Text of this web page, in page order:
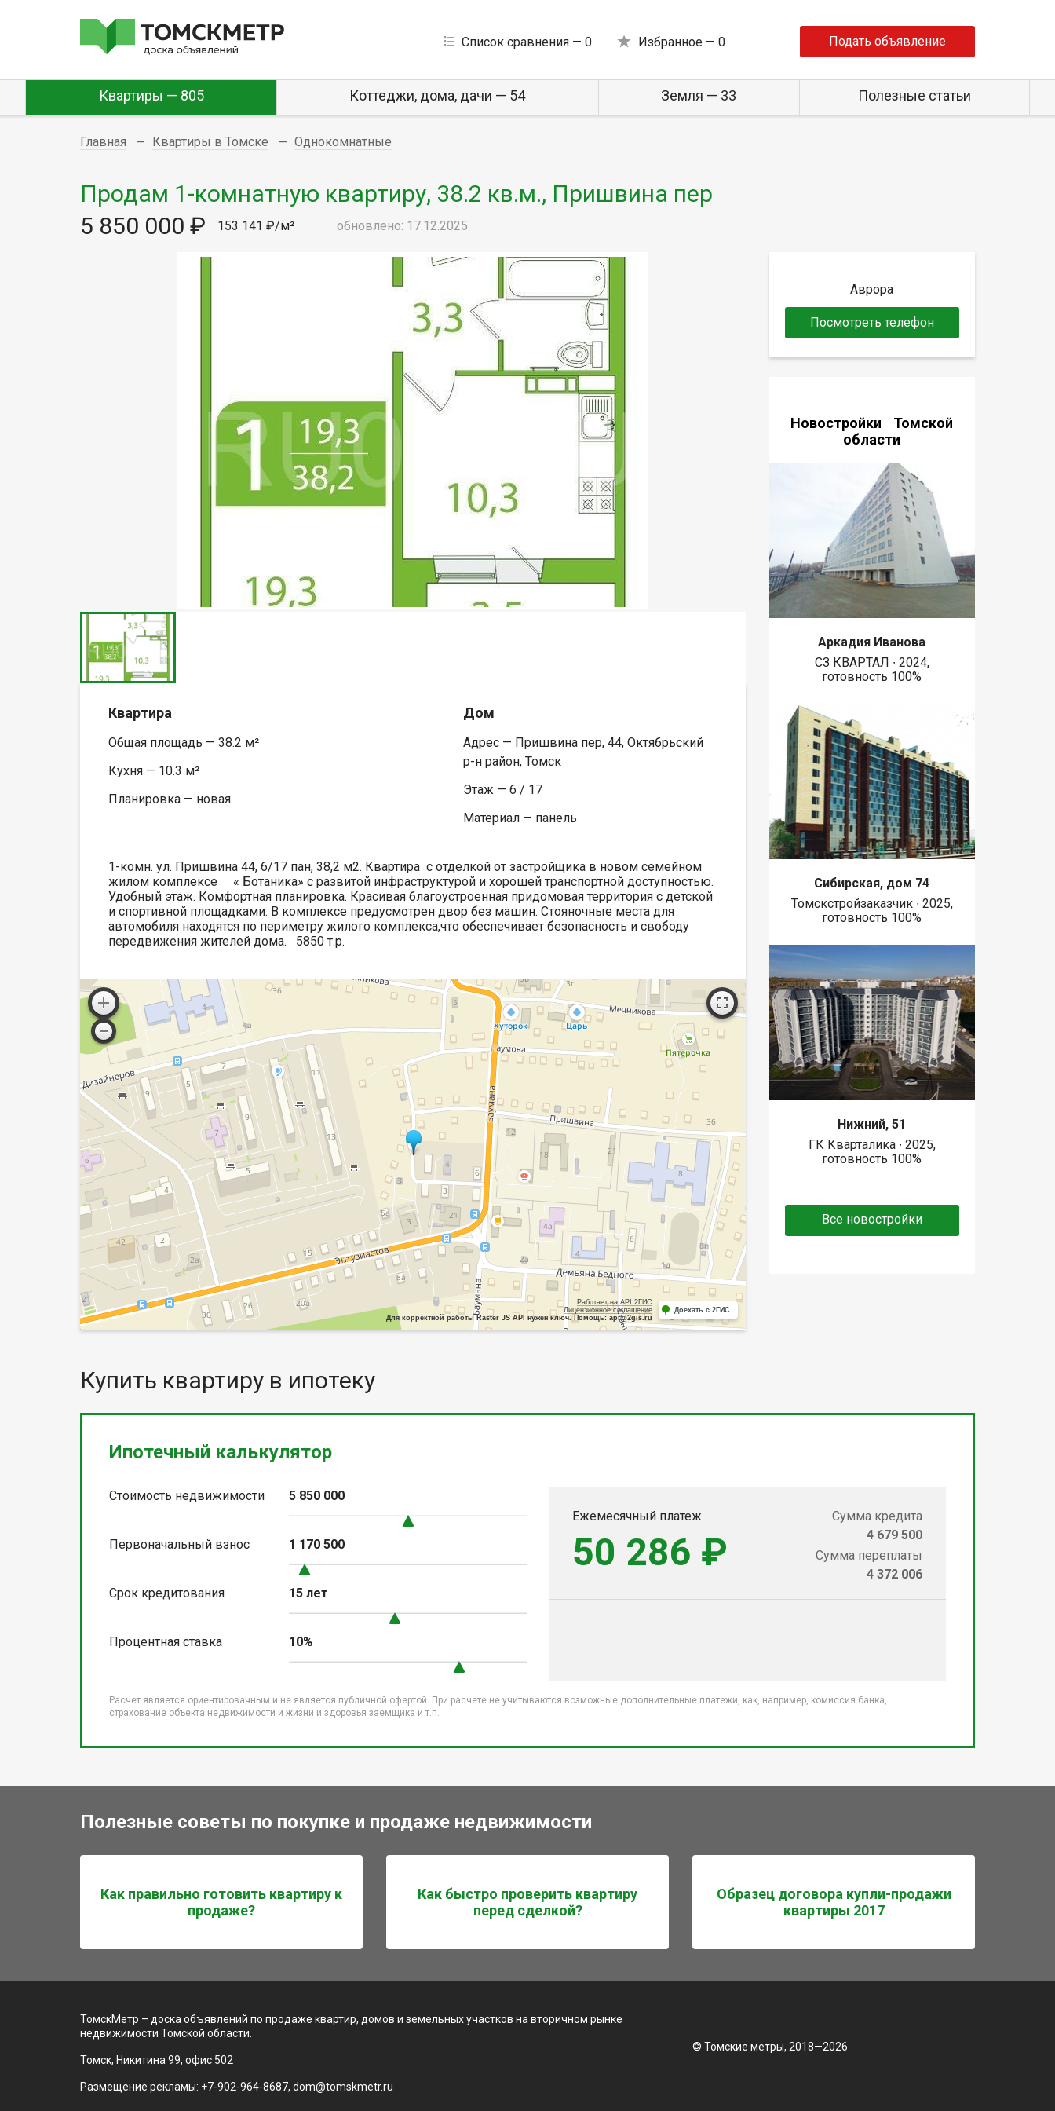
Список сравнения — 0 Избранное — 0 Подать объявление
Квартиры — 805 Коттеджи, дома, дачи — 54 Земля — 33 Полезные статьи
Главная Квартиры в Томске Однокомнатные
Продам 1-комнатную квартиру, 38.2 кв.м., Пришвина пер
5 850 000 ₽
153 141 ₽/м² обновлено: 17.12.2025
Квартира
Общая площадь — 38.2 м²
Кухня — 10.3 м²
Планировка — новая
Дом
Адрес — Пришвина пер, 44, Октябрьский
р-н район, Томск
Этаж — 6 / 17
Материал — панель
1-комн. ул. Пришвина 44, 6/17 пан, 38,2 м2. Квартира с отделкой от застройщика в новом семейном
жилом комплексе « Ботаника» с развитой инфраструктурой и хорошей транспортной доступностью.
Удобный этаж. Комфортная планировка. Красивая благоустроенная придомовая территория с детской
и спортивной площадками. В комплексе предусмотрен двор без машин. Стояночные места для
автомобиля находятся по периметру жилого комплекса,что обеспечивает безопасность и свободу
передвижения жителей дома. 5850 т.р.
Работает на API 2ГИС
Лицензионное соглашение
Для корректной работы Raster JS API нужен ключ. Помощь: api@2gis.ru
Доехать с 2ГИС
Аврора
Посмотреть телефон
Новостройки Томской
области
Аркадия Иванова
СЗ КВАРТАЛ ∙ 2024,
готовность 100%
Сибирская, дом 74
Томскстройзаказчик ∙ 2025,
готовность 100%
Нижний, 51
ГК Кварталика ∙ 2025,
готовность 100%
Все новостройки
Купить квартиру в ипотеку
Ипотечный калькулятор
Стоимость недвижимости 5 850 000
Первоначальный взнос 1 170 500
Срок кредитования 15 лет
Процентная ставка 10%
Ежемесячный платеж
50 286 ₽
Сумма кредита
4 679 500
Сумма переплаты
4 372 006
Расчет является ориентировачным и не является публичной офертой. При расчете не учитываются возможные дополнительные платежи, как, например, комиссия банка,
страхование объекта недвижимости и жизни и здоровья заемщика и т.п.
Полезные советы по покупке и продаже недвижимости
Как правильно готовить квартиру к
продаже?
Как быстро проверить квартиру
перед сделкой?
Образец договора купли-продажи
квартиры 2017
ТомскМетр – доска объявлений по продаже квартир, домов и земельных участков на вторичном рынке
недвижимости Томской области.
Томск, Никитина 99, офис 502
Размещение рекламы: +7-902-964-8687, dom@tomskmetr.ru
© Томские метры, 2018—2026